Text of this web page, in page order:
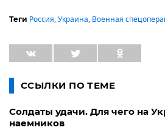
Теги Россия,Украина, Военная
ССЫЛКИ ПО ТЕМЕ
Солдаты удачи. Для чего на
наемников